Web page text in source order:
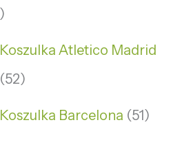
Koszulka Atletico Madrid
52
Koszulka Barcelona 51